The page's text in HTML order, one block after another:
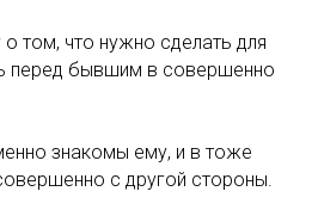
том, что нужно сделать для
перед бывшим в совершенно
знакомы ему, и в тоже
с другой стороны.